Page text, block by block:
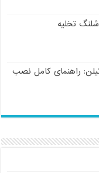
تخلیه
راهنمای کامل نصب